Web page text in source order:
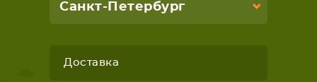
Санкт-Петербург
Доставка